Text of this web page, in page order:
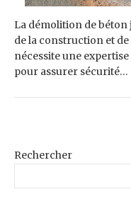
La démolition de
de la construction et
nécessite une
pour assurer sécurité…
Rechercher